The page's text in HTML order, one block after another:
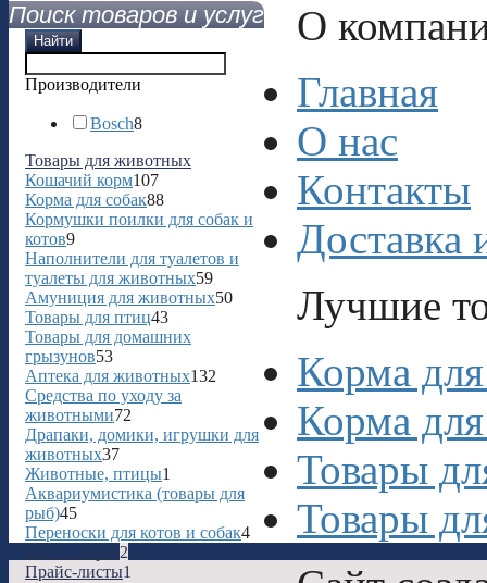
Поиск товаров и услуг
Найти
Производители
Bosch8
Товары для животных
Кошачий корм107
Корма для собак88
Кормушки поилки для собак и
котов9
Наполнители для туалетов и
туалеты для животных59
Амуниция для животных50
Товары для птиц43
Товары для домашних
грызунов53
Аптека для животных132
Средства по уходу за
животными72
Драпаки, домики, игрушки для
животных37
Животные, птицы1
Аквариумистика (товары для
рыб)45
Переноски для котов и собак4
2
Прайс-листы1
О
Главная
О нас
Контакты
Доставка
Лучшие
Корма
Корма
Товары
Товары